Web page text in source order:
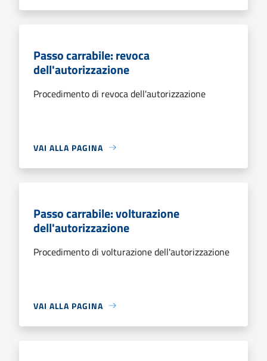
Passo carrabile: revoca
dell'autorizzazione
Procedimento di revoca dell'autorizzazione
VAI ALLA PAGINA
Passo carrabile: volturazione
dell'autorizzazione
Procedimento di volturazione dell'autorizzazione
VAI ALLA PAGINA